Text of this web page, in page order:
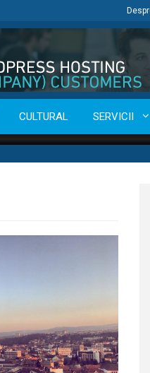
CULTURAL SERVICII